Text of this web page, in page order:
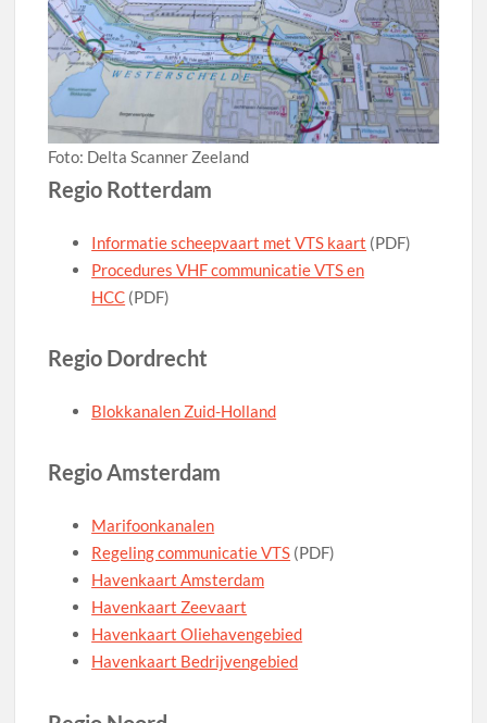
Foto: Delta Scanner Zeeland
Regio Rotterdam
Informatie scheepvaart met VTS kaart (PDF)
Procedures VHF communicatie VTS en
HCC (PDF)
Regio Dordrecht
Blokkanalen Zuid-Holland
Regio Amsterdam
Marifoonkanalen
Regeling communicatie VTS (PDF)
Havenkaart Amsterdam
Havenkaart Zeevaart
Havenkaart Oliehavengebied
Havenkaart Bedrijvengebied